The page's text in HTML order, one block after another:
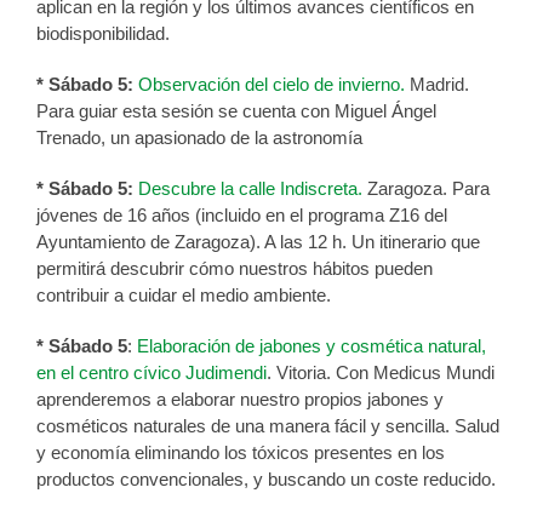
aplican en la región y los últimos avances científicos en
biodisponibilidad.
* Sábado 5: Observación del cielo de invierno. Madrid.
Para guiar esta sesión se cuenta con Miguel Ángel
Trenado, un apasionado de la astronomía
* Sábado 5: Descubre la calle Indiscreta. Zaragoza. Para
jóvenes de 16 años (incluido en el programa Z16 del
Ayuntamiento de Zaragoza). A las 12 h. Un itinerario que
permitirá descubrir cómo nuestros hábitos pueden
contribuir a cuidar el medio ambiente.
* Sábado 5: Elaboración de jabones y cosmética natural,
en el centro cívico Judimendi. Vitoria. Con Medicus Mundi
aprenderemos a elaborar nuestro propios jabones y
cosméticos naturales de una manera fácil y sencilla. Salud
y economía eliminando los tóxicos presentes en los
productos convencionales, y buscando un coste reducido.